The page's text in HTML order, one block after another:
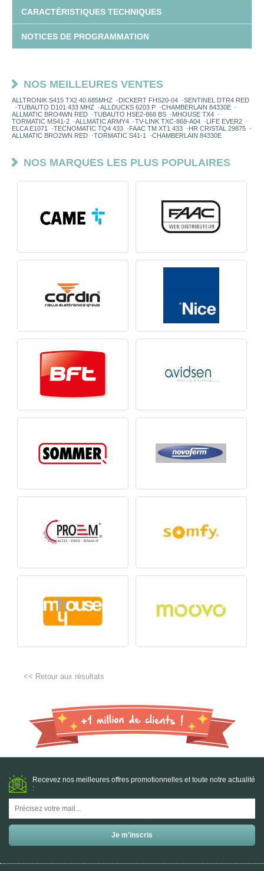
CARACTÉRISTIQUES TECHNIQUES
NOTICES DE PROGRAMMATION
NOS MEILLEURES VENTES
ALLTRONIK S415 TX2 40.685MHZ -DICKERT FHS20-04 -SENTINEL DTR4 RED
-TUBAUTO D101 433 MHZ -ALLDUCKS 6203 P -CHAMBERLAIN 84330E -
ALLMATIC BRO4WN RED -TUBAUTO HSE2-868 BS -MHOUSE TX4 -
TORMATIC MS41-2 -ALLMATIC ARMY4 -TV-LINK TXC-868-A04 -LIFE EVER2 -
ELCA E1071
-TECNOMATIC TQ4 433 -FAAC TM XT1 433 -HR CRISTAL 29875 -
ALLMATIC BRO2WN RED -TORMATIC S41-1 -CHAMBERLAIN 84330E
NOS MARQUES LES PLUS POPULAIRES
<< Retour aux résultats
Recevez nos meilleures offres promotionnelles et toute notre actualité
: